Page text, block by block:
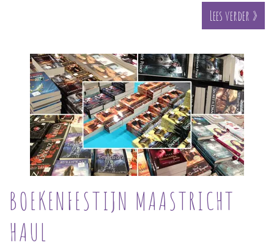
Lees verder »
BOEKENFESTIJN MAASTRICHT
HAUL